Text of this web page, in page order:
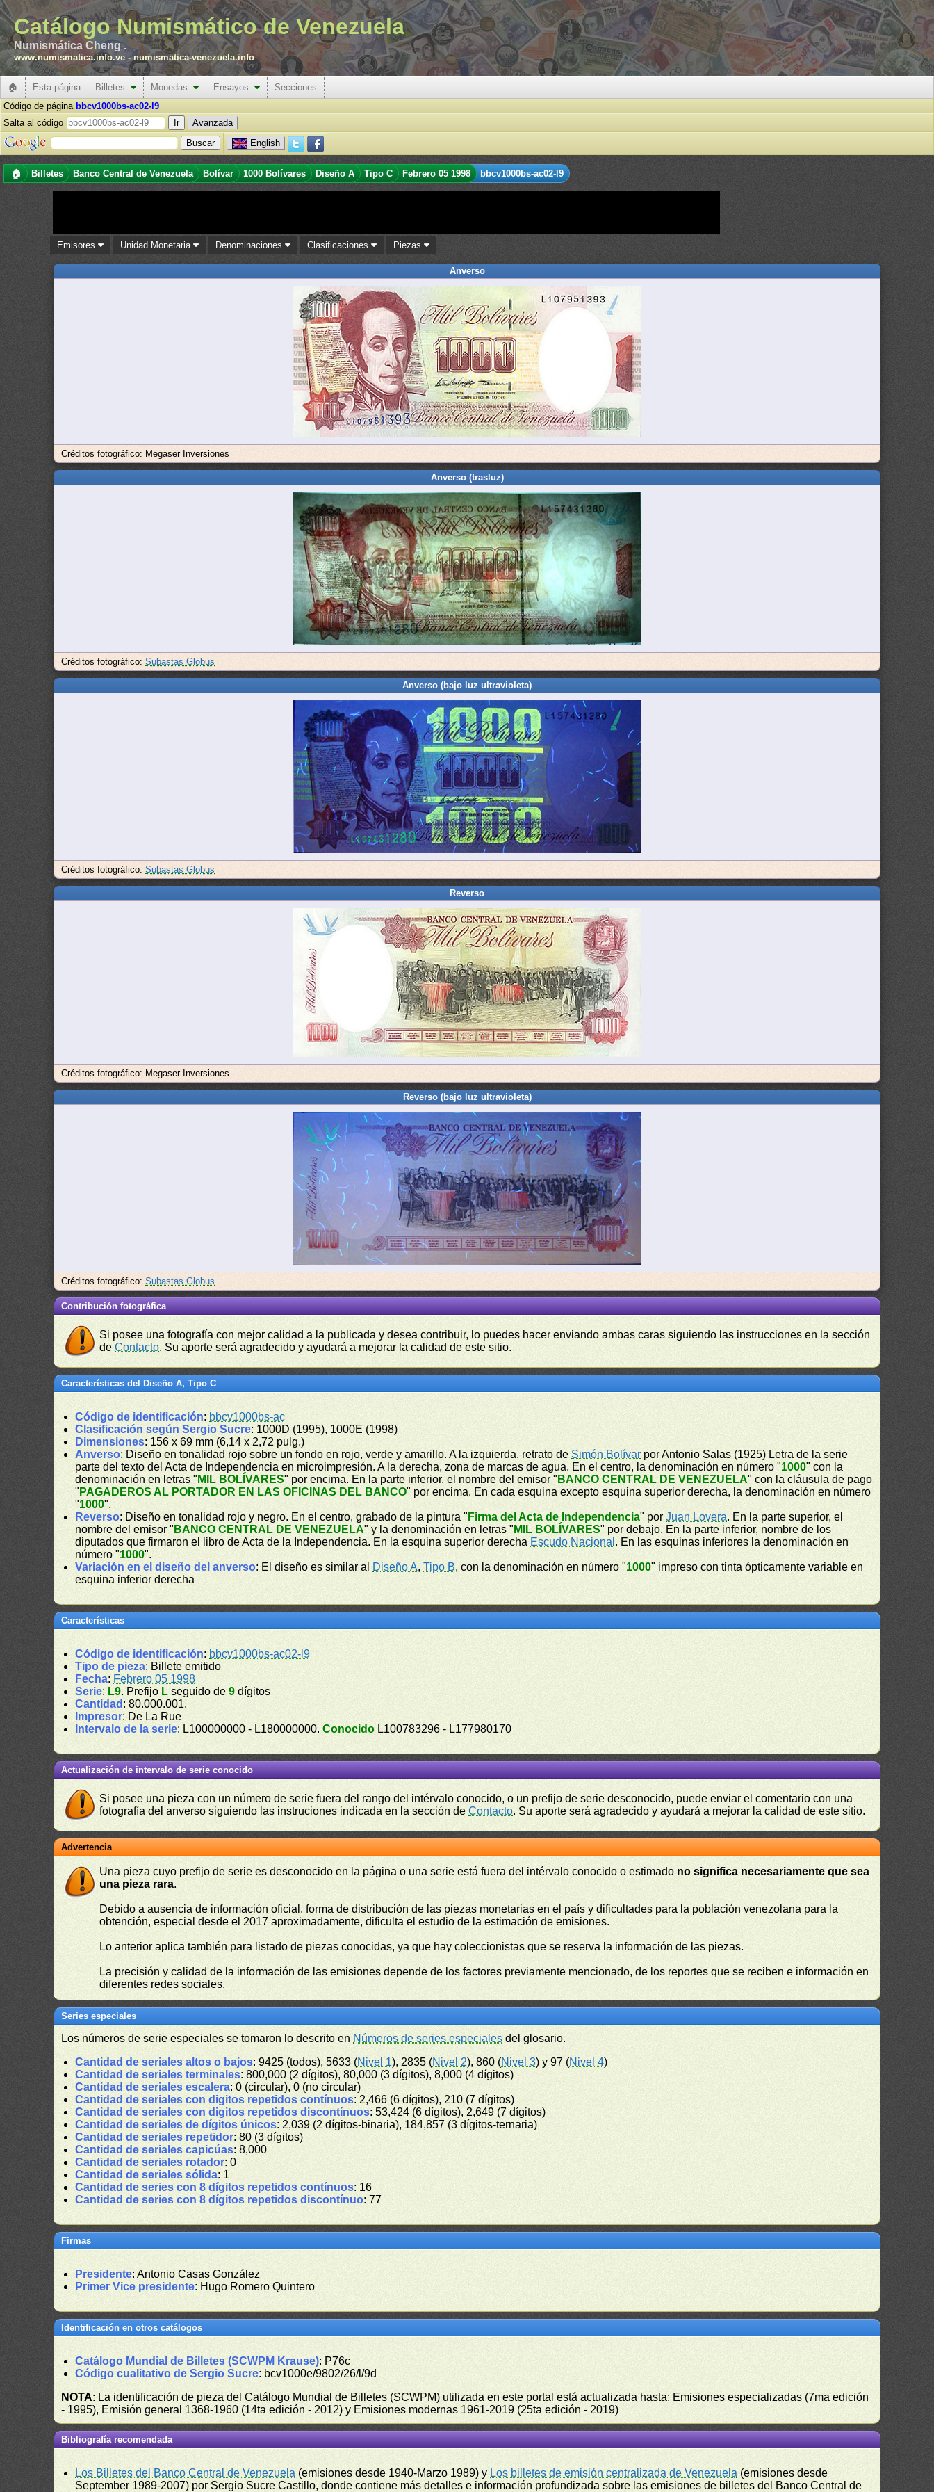
Catálogo Numismático de Venezuela
Numismática Cheng .
www.numismatica.info.ve -numismatica-venezuela.info
🏠 Esta página Billetes Monedas Ensayos
Secciones
Código de página bbcv1000bs-ac02-l9
Salta al código
Avanzada
English
🏠 Billetes Banco Central de Venezuela Bolívar 1000 Bolívares Diseño A Tipo C Febrero 05 1998 bbcv1000bs-ac02-l9
Emisores Unidad Monetaria Denominaciones Clasificaciones Piezas
Anverso
Créditos fotográfico: Megaser Inversiones
Anverso (trasluz)
Créditos fotográfico:Subastas Globus
Anverso (bajo luz ultravioleta)
Créditos fotográfico:Subastas Globus
Reverso
Créditos fotográfico: Megaser Inversiones
Reverso (bajo luz ultravioleta)
Créditos fotográfico:Subastas Globus
Contribución fotográfica
Si posee una fotografía con mejor calidad a la publicada y desea contribuir, lo puedes hacer enviando ambas caras siguiendo las instrucciones en la sección
deContacto. Su aporte será agradecido y ayudará a mejorar la calidad de este sitio.
Características del Diseño A, Tipo C
Código de identificación: bbcv1000bs-ac
Clasificación según Sergio Sucre: 1000D (1995), 1000E (1998)
Dimensiones: 156 x 69 mm (6,14 x 2,72 pulg.)
Anverso: Diseño en tonalidad rojo sobre un fondo en rojo, verde y amarillo. A la izquierda, retrato deSimón Bolívar por Antonio Salas (1925) Letra de la serie
parte del texto del Acta de Independencia en microimpresión. A la derecha, zona de marcas de agua. En el centro, la denominación en número "1000" con la
denominación en letras " MIL BOLÍVARES" por encima. En la parte inferior, el nombre del emisor " BANCO CENTRAL DE VENEZUELA" con la cláusula de pago
" PAGADEROS AL PORTADOR EN LAS OFICINAS DEL BANCO" por encima. En cada esquina excepto esquina superior derecha, la denominación en número
"1000".
Reverso: Diseño en tonalidad rojo y negro. En el centro, grabado de la pintura " Firma del Acta de Independencia" porJuan Lovera. En la parte superior, el
nombre del emisor " BANCO CENTRAL DE VENEZUELA" y la denominación en letras " MIL BOLÍVARES" por debajo. En la parte inferior, nombre de los
diputados que firmaron el libro de Acta de la Independencia. En la esquina superior derecha Escudo Nacional . En las esquinas inferiores la denominación en
número "1000".
Variación en el diseño del anverso: El diseño es similar al Diseño A,Tipo B, con la denominación en número "1000" impreso con tinta ópticamente variable en
esquina inferior derecha
Características
Código de identificación: bbcv1000bs-ac02-l9
Tipo de pieza: Billete emitido
Fecha: Febrero 05 1998
Serie: L9. Prefijo L seguido de9 dígitos
Cantidad : 80.000.001.
Impresor: De La Rue
Intervalo de la serie: L100000000 - L180000000.Conocido L100783296 - L177980170
Actualización de intervalo de serie conocido
Si posee una pieza con un número de serie fuera del rango del intérvalo conocido, o un prefijo de serie desconocido, puede enviar el comentario con una
fotografía del anverso siguiendo las instruciones indicada en la sección deContacto. Su aporte será agradecido y ayudará a mejorar la calidad de este sitio.
Advertencia
Una pieza cuyo prefijo de serie es desconocido en la página o una serie está fuera del intérvalo conocido o estimado no significa necesariamente que sea
una pieza rara.
Debido a ausencia de información oficial, forma de distribución de las piezas monetarias en el país y dificultades para la población venezolana para la
obtención, especial desde el 2017 aproximadamente, dificulta el estudio de la estimación de emisiones.
Lo anterior aplica también para listado de piezas conocidas, ya que hay coleccionistas que se reserva la información de las piezas.
La precisión y calidad de la información de las emisiones depende de los factores previamente mencionado, de los reportes que se reciben e información en
diferentes redes sociales.
Series especiales
Los números de serie especiales se tomaron lo descrito en Números de series especiales del glosario.
Cantidad de seriales altos o bajos: 9425 (todos), 5633 (Nivel 1), 2835 (Nivel 2), 860 (Nivel 3) y 97 (Nivel 4)
Cantidad de seriales terminales: 800,000 (2 dígitos), 80,000 (3 dígitos), 8,000 (4 dígitos)
Cantidad de seriales escalera: 0 (circular), 0 (no circular)
Cantidad de seriales con digitos repetidos contínuos: 2,466 (6 dígitos), 210 (7 dígitos)
Cantidad de seriales con digitos repetidos discontínuos: 53,424 (6 dígitos), 2,649 (7 dígitos)
Cantidad de seriales de dígitos únicos: 2,039 (2 dígitos-binaria), 184,857 (3 dígitos-ternaria)
Cantidad de seriales repetidor: 80 (3 dígitos)
Cantidad de seriales capicúas: 8,000
Cantidad de seriales rotador: 0
Cantidad de seriales sólida: 1
Cantidad de series con 8 dígitos repetidos contínuos: 16
Cantidad de series con 8 dígitos repetidos discontínuo: 77
Firmas
Presidente: Antonio Casas González
Primer Vice presidente: Hugo Romero Quintero
Identificación en otros catálogos
Catálogo Mundial de Billetes (SCWPM Krause): P76c
Código cualitativo de Sergio Sucre: bcv1000e/9802/26/l/9d
NOTA: La identificación de pieza del Catálogo Mundial de Billetes (SCWPM) utilizada en este portal está actualizada hasta: Emisiones especializadas (7ma edición
- 1995), Emisión general 1368-1960 (14ta edición - 2012) y Emisiones modernas 1961-2019 (25ta edición - 2019)
Bibliografía recomendada
Los Billetes del Banco Central de Venezuela (emisiones desde 1940-Marzo 1989) y Los billetes de emisión centralizada de Venezuela (emisiones desde
September 1989-2007) por Sergio Sucre Castillo, donde contiene más detalles e información profundizada sobre las emisiones de billetes del Banco Central de